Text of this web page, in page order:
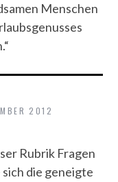
Menschen
2012
Rubrik Fragen
die geneigte